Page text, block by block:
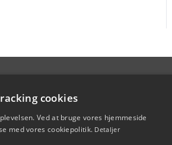
cookies
Ved at bruge vores hjemmeside
med vores cookiepolitik. Detaljer